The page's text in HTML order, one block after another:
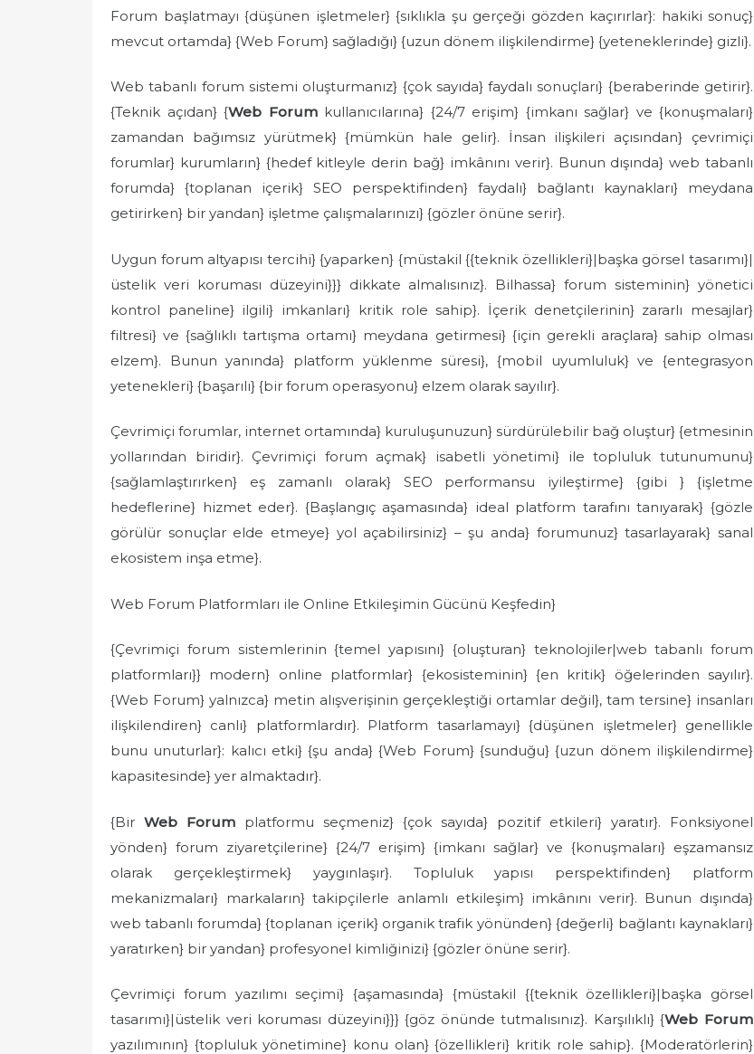
Forum başlatmayı {düşünen işletmeler} {sıklıkla şu gerçeği gözden kaçırırlar}: hakiki sonuç}
mevcut ortamda} {Web Forum} sağladığı} {uzun dönem ilişkilendirme} {yeteneklerinde} gizli}.
Web tabanlı forum sistemi oluşturmanız} {çok sayıda} faydalı sonuçları} {beraberinde getirir}.
{Teknik açıdan} {Web Forumkullanıcılarına} {24/7 erişim} {imkanı sağlar} ve {konuşmaları}
zamandan bağımsız yürütmek} {mümkün hale gelir}. İnsan ilişkileri açısından} çevrimiçi
forumlar} kurumların} {hedef kitleyle derin bağ} imkânını verir}. Bunun dışında} web tabanlı
forumda} {toplanan içerik} SEO perspektifinden} faydalı} bağlantı kaynakları} meydana
getirirken} bir yandan} işletme çalışmalarınızı} {gözler önüne serir}.
Uygun forum altyapısı tercihi} {yaparken} {müstakil {{teknik özellikleri}|başka görsel tasarımı}|
üstelik veri koruması düzeyini}}} dikkate almalısınız}. Bilhassa} forum sisteminin} yönetici
kontrol paneline} ilgili} imkanları} kritik role sahip}. İçerik denetçilerinin} zararlı mesajlar}
filtresi} ve {sağlıklı tartışma ortamı} meydana getirmesi} {için gerekli araçlara} sahip olması
elzem}. Bunun yanında} platform yüklenme süresi}, {mobil uyumluluk} ve {entegrasyon
yetenekleri} {başarılı} {bir forum operasyonu} elzem olarak sayılır}.
Çevrimiçi forumlar, internet ortamında} kuruluşunuzun} sürdürülebilir bağ oluştur} {etmesinin
yollarından biridir}. Çevrimiçi forum açmak} isabetli yönetimi} ile topluluk tutunumunu}
{sağlamlaştırırken} eş zamanlı olarak} SEO performansu iyileştirme} {gibi } {işletme
hedeflerine} hizmet eder}. {Başlangıç aşamasında} ideal platform tarafını tanıyarak} {gözle
görülür sonuçlar elde etmeye} yol açabilirsiniz} – şu anda} forumunuz} tasarlayarak} sanal
ekosistem inşa etme}.
Web Forum Platformları ile Online Etkileşimin Gücünü Keşfedin}
{Çevrimiçi forum sistemlerinin {temel yapısını} {oluşturan} teknolojiler|web tabanlı forum
platformları}} modern} online platformlar} {ekosisteminin} {en kritik} öğelerinden sayılır}.
{Web Forum} yalnızca} metin alışverişinin gerçekleştiği ortamlar değil}, tam tersine} insanları
ilişkilendiren} canlı} platformlardır}. Platform tasarlamayı} {düşünen işletmeler} genellikle
bunu unuturlar}: kalıcı etki} {şu anda} {Web Forum} {sunduğu} {uzun dönem ilişkilendirme}
kapasitesinde} yer almaktadır}.
{Bir Web Forum platformu seçmeniz} {çok sayıda} pozitif etkileri} yaratır}. Fonksiyonel
yönden} forum ziyaretçilerine} {24/7 erişim} {imkanı sağlar} ve {konuşmaları} eşzamansız
olarak gerçekleştirmek} yaygınlaşır}. Topluluk yapısı perspektifinden} platform
mekanizmaları} markaların} takipçilerle anlamlı etkileşim} imkânını verir}. Bunun dışında}
web tabanlı forumda} {toplanan içerik} organik trafik yönünden} {değerli} bağlantı kaynakları}
yaratırken} bir yandan} profesyonel kimliğinizi} {gözler önüne serir}.
Çevrimiçi forum yazılımı seçimi} {aşamasında} {müstakil {{teknik özellikleri}|başka görsel
tasarımı}|üstelik veri koruması düzeyini}}} {göz önünde tutmalısınız}. Karşılıklı} {Web Forum
yazılımının} {topluluk yönetimine} konu olan} {özellikleri} kritik role sahip}. {Moderatörlerin}